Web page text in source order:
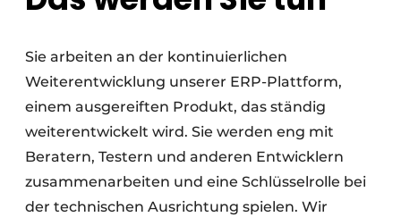
Sie arbeiten an der kontinuierlichen
Weiterentwicklung unserer ERP-Plattform,
einem ausgereiften Produkt, das ständig
weiterentwickelt wird. Sie werden eng mit
Beratern, Testern und anderen Entwicklern
zusammenarbeiten und eine Schlüsselrolle bei
der technischen Ausrichtung spielen. Wir